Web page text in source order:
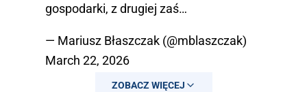
gospodarki, z drugiej zaś…
— Mariusz Błaszczak (@mblaszczak)
March 22, 2026
ZOBACZ WIĘCEJ